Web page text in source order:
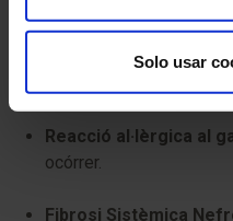
Solo usar
La RM de mama és una
qualsevol procediment
Reacció al·lèrgica al
ocórrer.
Fibrosi Sistèmica